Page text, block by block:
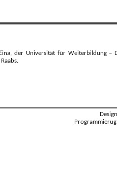
der Universität für Weiterbildung –